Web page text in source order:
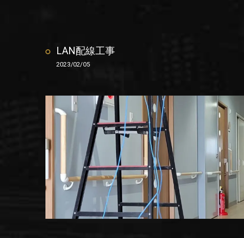
LAN配線工事
2023/02/05